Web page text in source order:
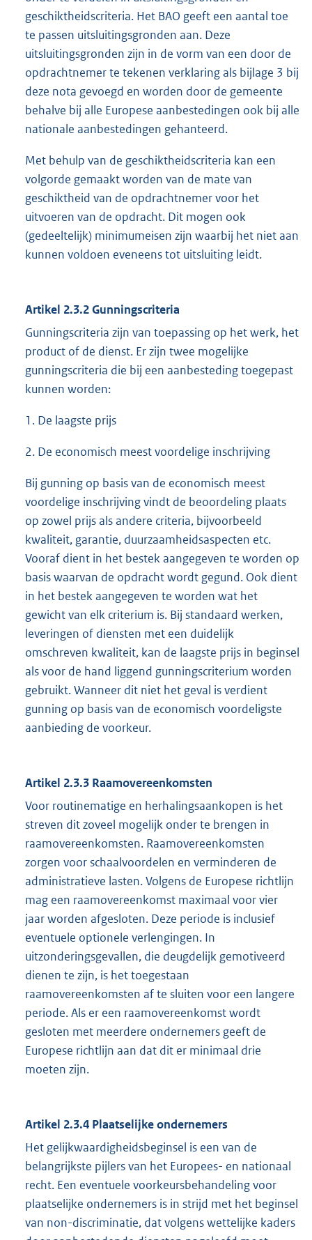
geschiktheidscriteria. Het BAO geeft een aantal toe
te passen uitsluitingsgronden aan. Deze
uitsluitingsgronden zijn in de vorm van een door de
opdrachtnemer te tekenen verklaring als bijlage 3 bij
deze nota gevoegd en worden door de gemeente
behalve bij alle Europese aanbestedingen ook bij alle
nationale aanbestedingen gehanteerd.
Met behulp van de geschiktheidscriteria kan een
volgorde gemaakt worden van de mate van
geschiktheid van de opdrachtnemer voor het
uitvoeren van de opdracht. Dit mogen ook
(gedeeltelijk) minimumeisen zijn waarbij het niet aan
kunnen voldoen eveneens tot uitsluiting leidt.
Artikel 2.3.2 Gunningscriteria
Gunningscriteria zijn van toepassing op het werk, het
product of de dienst. Er zijn twee mogelijke
gunningscriteria die bij een aanbesteding toegepast
kunnen worden:
1. De laagste prijs
2. De economisch meest voordelige inschrijving
Bij gunning op basis van de economisch meest
voordelige inschrijving vindt de beoordeling plaats
op zowel prijs als andere criteria, bijvoorbeeld
kwaliteit, garantie, duurzaamheidsaspecten etc.
Vooraf dient in het bestek aangegeven te worden op
basis waarvan de opdracht wordt gegund. Ook dient
in het bestek aangegeven te worden wat het
gewicht van elk criterium is. Bij standaard werken,
leveringen of diensten met een duidelijk
omschreven kwaliteit, kan de laagste prijs in beginsel
als voor de hand liggend gunningscriterium worden
gebruikt. Wanneer dit niet het geval is verdient
gunning op basis van de economisch voordeligste
aanbieding de voorkeur.
Artikel 2.3.3 Raamovereenkomsten
Voor routinematige en herhalingsaankopen is het
streven dit zoveel mogelijk onder te brengen in
raamovereenkomsten. Raamovereenkomsten
zorgen voor schaalvoordelen en verminderen de
administratieve lasten. Volgens de Europese richtlijn
mag een raamovereenkomst maximaal voor vier
jaar worden afgesloten. Deze periode is inclusief
eventuele optionele verlengingen. In
uitzonderingsgevallen, die deugdelijk gemotiveerd
dienen te zijn, is het toegestaan
raamovereenkomsten af te sluiten voor een langere
periode. Als er een raamovereenkomst wordt
gesloten met meerdere ondernemers geeft de
Europese richtlijn aan dat dit er minimaal drie
moeten zijn.
Artikel 2.3.4 Plaatselijke ondernemers
Het gelijkwaardigheidsbeginsel is een van de
belangrijkste pijlers van het Europees- en nationaal
recht. Een eventuele voorkeursbehandeling voor
plaatselijke ondernemers is in strijd met het beginsel
van non-discriminatie, dat volgens wettelijke kaders